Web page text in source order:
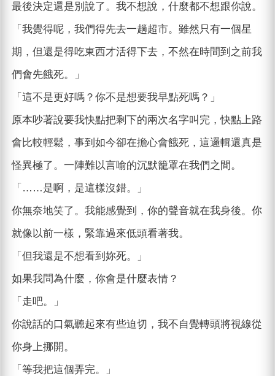
最後決定還是別說了。我不想說，什麼都不想跟你說。
「我覺得呢，我們得先去一趟超市。雖然只有一個星
期，但還是得吃東西才活得下去，不然在時間到之前我
們會先餓死。」
「這不是更好嗎？你不是想要我早點死嗎？」
原本吵著說要我快點把剩下的兩次名字叫完，快點上路
會比較輕鬆，事到如今卻在擔心會餓死，這邏輯還真是
怪異極了。一陣難以言喻的沉默籠罩在我們之間。
「……是啊，是這樣沒錯。」
你無奈地笑了。我能感覺到，你的聲音就在我身後。你
就像以前一樣，緊靠過來低頭看著我。
「但我還是不想看到妳死。」
如果我問為什麼，你會是什麼表情？
「走吧。」
你說話的口氣聽起來有些迫切，我不自覺轉頭將視線從
你身上挪開。
「等我把這個弄完。」